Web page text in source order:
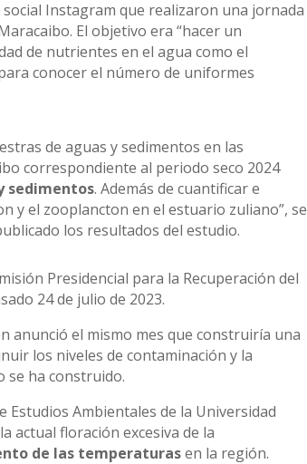
social Instagram que realizaron una jornada
El objetivo era “hacer un
de nutrientes en el agua como el
conocer el número de uniformes
de aguas y sedimentos en las
correspondiente al periodo seco 2024
sedimentos. Además de cuantificar e
y el zooplancton en el estuario zuliano”, se
los resultados del estudio.
Presidencial para la Recuperación del
24 de julio de 2023.
anunció el mismo mes que construiría una
los niveles de contaminación y la
se ha construido.
Ambientales de la Universidad
actual floración excesiva de la
de las temperaturasen la región.